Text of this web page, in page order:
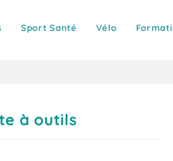
Sport Santé Vélo
à outils